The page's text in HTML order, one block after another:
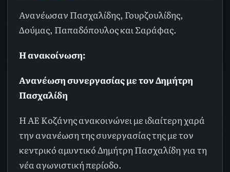
Ανανέωσαν Πασχαλίδης, Γουρζουλίδης,
Δούμας, Παπαδόπουλος και Σαράφας.
Η ανακοίνωση:
Ανανέωση συνεργασίας με τον Δημήτρη
Πασχαλίδη
Η ΑΕ Κοζάνης ανακοινώνει με ιδιαίτερη χαρά
την ανανέωση της συνεργασίας της με τον
κεντρικό αμυντικό Δημήτρη Πασχαλίδη για τη
νέα αγωνιστική περίοδο.